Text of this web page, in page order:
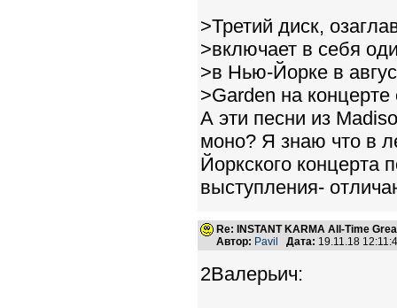
>Третий диск,
>включает в себя
>в Нью-Йорке в
>Garden на
А эти песни из
моно? Я знаю что в
Йоркского концерта
выступления-
Re: INSTANT KARMA All-Time
Автор: Pavil Дата: 19.11.18
2Валерьич: